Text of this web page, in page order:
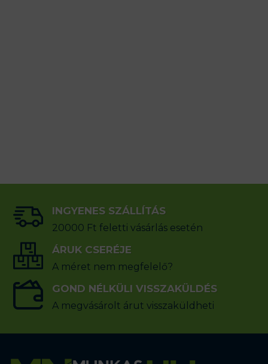
INGYENES SZÁLLÍTÁS
20000 Ft feletti vásárlás esetén
ÁRUK CSERÉJE
A méret nem megfelelő?
GOND NÉLKÜLI VISSZAKÜLDÉS
A megvásárolt árut visszaküldheti